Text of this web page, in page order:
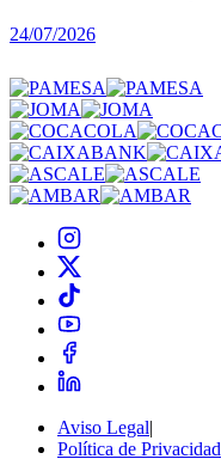
24/07/2026
Aviso Legal|
Política de Privacidad